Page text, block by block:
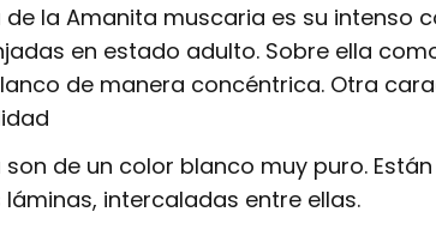
la Amanita muscaria es su intenso
en estado adulto. Sobre ella
de manera concéntrica. Otra
de un color blanco muy puro.
intercaladas entre ellas.